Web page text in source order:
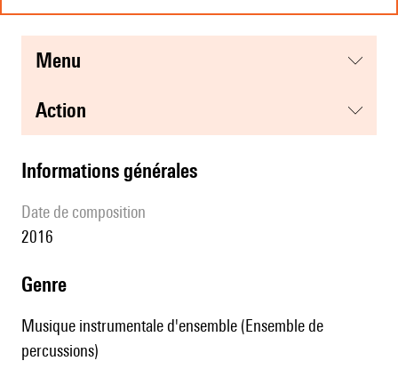
menu
action
informations générales
date de composition
2016
genre
Musique instrumentale d'ensemble (Ensemble de
percussions)